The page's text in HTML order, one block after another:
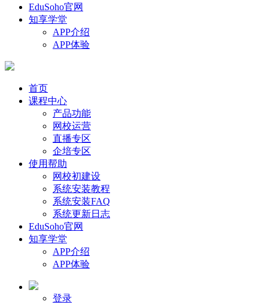
EduSoho官网
知享学堂
APP介绍
APP体验
首页
课程中心
产品功能
网校运营
直播专区
企培专区
使用帮助
网校初建设
系统安装教程
系统安装FAQ
系统更新日志
EduSoho官网
知享学堂
APP介绍
APP体验
登录